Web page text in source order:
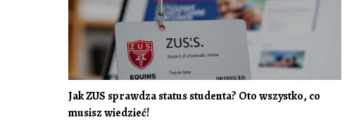
Jak ZUS sprawdza status studenta? Oto wszystko, co
musisz wiedzieć!